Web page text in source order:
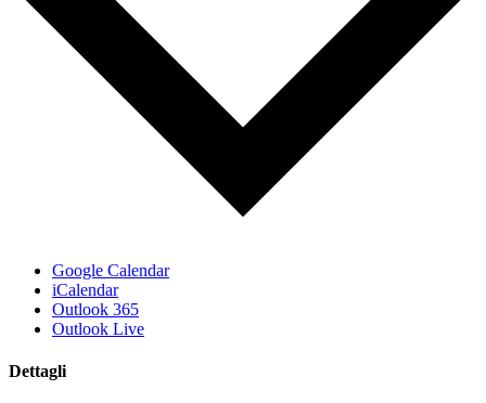
Google Calendar
iCalendar
Outlook 365
Outlook Live
Dettagli